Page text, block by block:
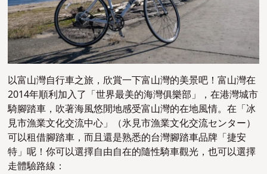
以富山灣自行車之旅，欣賞一下富山灣的美景吧！富山灣在
2014年順利加入了「世界最美的海灣俱樂部」，在港灣城市
騎腳踏車，吹著海風悠閒地感受富山灣的在地風情。在「冰
見市漁業文化交流中心」（氷見市漁業文化交流センター）
可以租借腳踏車，而且還是熟悉的台灣腳踏車品牌「捷安
特」呢！你可以選擇自由自在的隨性騎車觀光，也可以選擇
走體驗路線：